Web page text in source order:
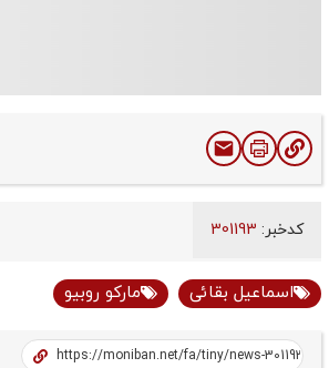
کدخبر:
اسماعیل بقائی مارکو روبیو